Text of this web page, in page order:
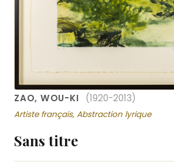
ZAO, WOU-KI (1920-2013)
Artiste français, Abstraction lyrique
Sans titre